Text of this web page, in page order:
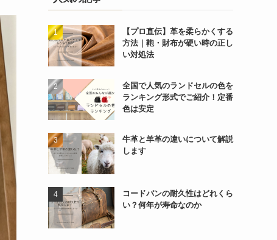
【プロ直伝】革を柔らかくする
方法｜鞄・財布が硬い時の正し
い対処法
全国で人気のランドセルの色を
ランキング形式でご紹介！定番
色は安定
牛革と羊革の違いについて解説
します
コードバンの耐久性はどれくら
い？何年が寿命なのか